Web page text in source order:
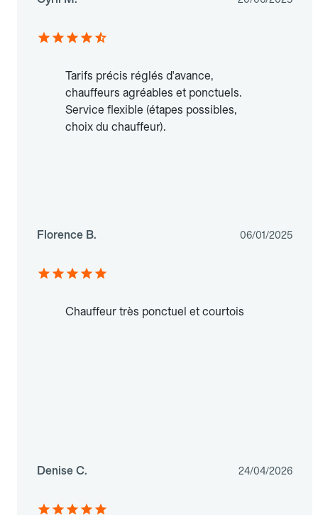
Tarifs précis réglés d'avance,
chauffeurs agréables et ponctuels.
Service flexible (étapes possibles,
choix du chauffeur).
Florence B. 06/01/2025
Chauffeur très ponctuel et courtois
Denise C. 24/04/2026